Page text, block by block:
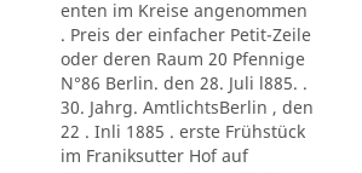
enten im Kreise angenommen
. Preis der einfacher Petit-Zeile
oder deren Raum 20 Pfennige
N°86 Berlin. den 28. Juli l885. .
30. Jahrg. AmtlichtsBerlin , den
22 . Inli 1885 . erste Frühstück
im Franiksutter Hof auf